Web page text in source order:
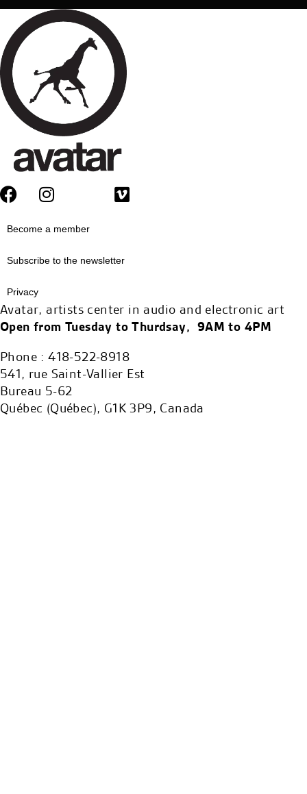
Become a member
Subscribe to the newsletter
Privacy
Avatar, artists center in audio and electronic art
Open from Tuesday to Thurdsay, 9AM to 4PM
Phone : 418-522-8918
541, rue Saint-Vallier Est
Bureau 5-62
Québec (Québec), G1K 3P9, Canada